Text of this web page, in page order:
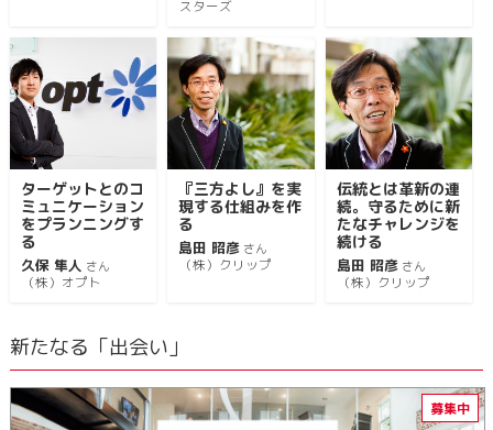
スターズ
ターゲットとのコ
ミュニケーション
をプランニングす
る
久保 隼人 さん
（株）オプト
『三方よし』を実
現する仕組みを作
る
島田 昭彦 さん
（株）クリップ
伝統とは革新の連
続。守るために新
たなチャレンジを
続ける
島田 昭彦 さん
（株）クリップ
新たなる「出会い」